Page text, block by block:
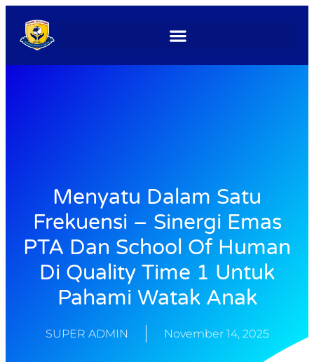
Menyatu Dalam Satu
Frekuensi – Sinergi Emas
PTA Dan School Of Human
Di Quality Time 1 Untuk
Pahami Watak Anak
SUPER ADMIN November 14, 2025